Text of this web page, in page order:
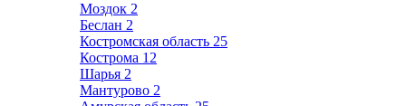
Моздок 2
Беслан 2
Костромская область 25
Кострома 12
Шарья 2
Мантурово 2